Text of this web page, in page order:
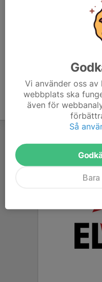
Vi använder oss
webbplats ska
även för
Så